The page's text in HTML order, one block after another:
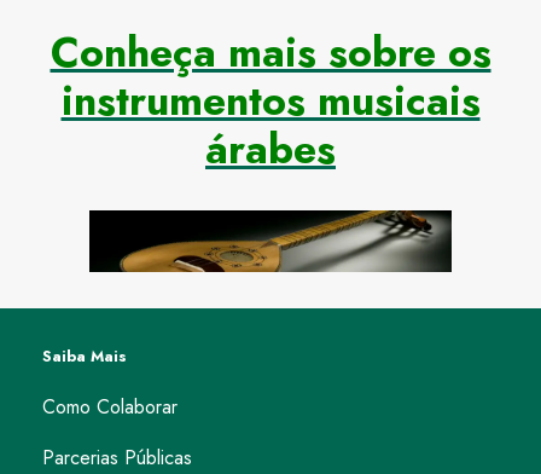
Conheça mais sobre os
instrumentos musicais
árabes
Saiba Mais
Como Colaborar
Parcerias Públicas